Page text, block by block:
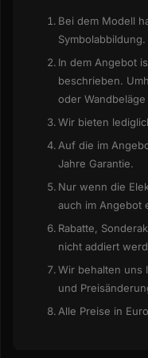
Bei dem Modell
Symbolabbildung.
In dem Angebot
beschrieben.
oder
Wir bieten
Auf die im
Jahre Garantie.
Nur wenn die
auch im Angebot
Rabatte,
nicht addiert
Wir behalten uns
und
Alle Preise in